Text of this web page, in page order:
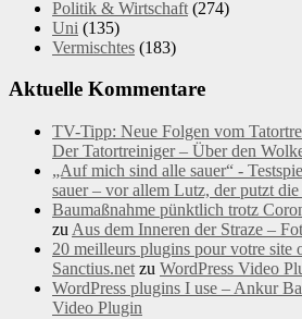
Politik & Wirtschaft (274)
Uni (135)
Vermischtes (183)
Aktuelle Kommentare
TV-Tipp: Neue Folgen vom
Der Tatortreiniger – Über den
„Auf mich sind alle sauer“ -
sauer – vor allem Lutz, der putzt
Baumaßnahme pünktlich trotz
zu Aus dem Inneren der Straze –
20 meilleurs plugins pour votre site
Sanctius.net zu WordPress Video
WordPress plugins I use – Ankur
Video Plugin